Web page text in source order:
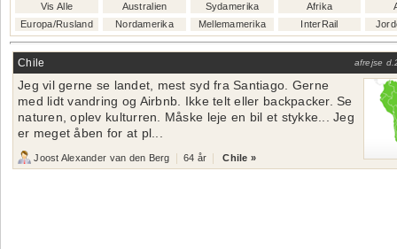
Vis Alle Australien Sydamerika Afrika
Europa/Rusland
Nordamerika Mellemamerika InterRail
Chile afrejse d.
Jeg vil gerne se landet, mest syd fra Santiago. Gerne
med lidt vandring og Airbnb. Ikke telt eller backpacker. Se
naturen, oplev kulturren. Måske leje en bil et stykke... Jeg
er meget åben for at pl...
Joost Alexander van den Berg 64 år Chile »